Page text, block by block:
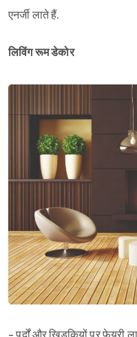
एनर्जी लाते हैं.
लिविंग रूम डेकोर